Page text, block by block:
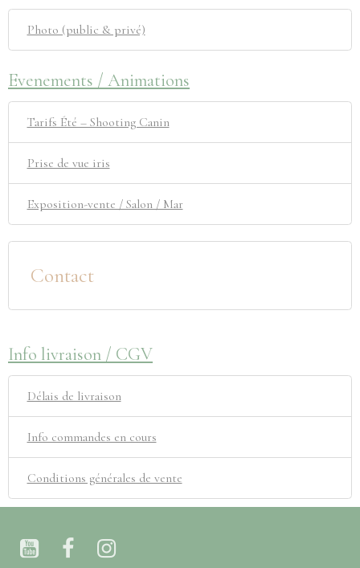
Photo (public & privé)
Evenements / Animations
Tarifs Été – Shooting Canin
Prise de vue iris
Exposition-vente / Salon / Mar
Contact
Info livraison / CGV
Délais de livraison
Info commandes en cours
Conditions générales de vente